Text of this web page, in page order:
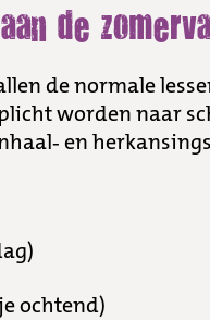
de
de normale
worden naar
en
ochtend)